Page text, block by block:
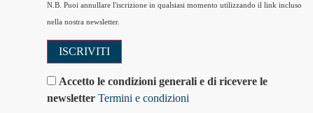
N.B. Puoi annullare l'iscrizione in qualsiasi momento utilizzando il link incluso
nella nostra newsletter.
Accetto le condizioni generali e di ricevere le
newsletterTermini e condizioni